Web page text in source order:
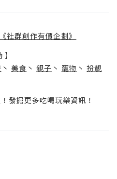
社群創作有價企劃》
丶 美食 丶 親子 丶 寵物 丶 扮靚
發掘更多吃喝玩樂資訊！